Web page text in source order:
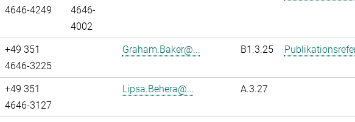
4646-4249
4646-
4002
+49 351
4646-3225
Graham.Baker@... B1.3.25
+49 351
4646-3127
Lipsa.Behera@... A.3.27